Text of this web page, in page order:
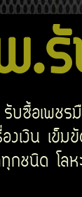
บซื้อเพช
งเงิน เข็
กชนิด โ